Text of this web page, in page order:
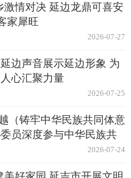
激情对决 延边龙鼎可喜安
家犀旺
2026-07-27
边声音展示延边形象 为
心汇聚力量
2026-07-25
（铸牢中华民族共同体意
员深度参与中华民族共
2026-07-24